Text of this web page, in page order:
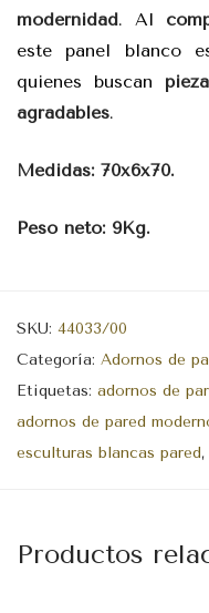
modernidad. Al
este panel blanco
quienes buscan
agradables.
Medidas: 70x6x70.
Peso neto: 9Kg.
SKU: 44033/00
Categoría: Adornos de
Etiquetas: adornos de
adornos de pared
esculturas blancas pared,
Productos